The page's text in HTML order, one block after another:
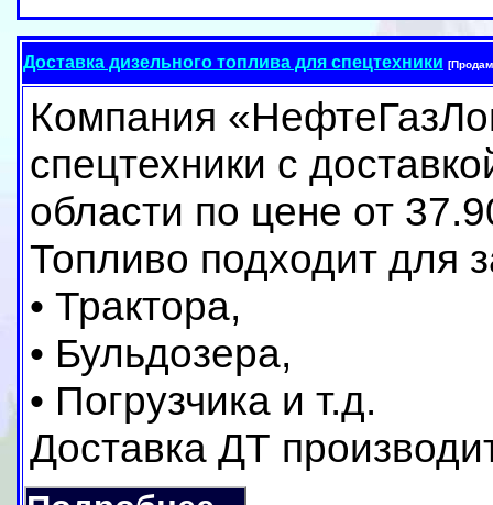
Доставка дизельного топлива для спецтехники
Компания
спецтехники с
области по цене от
Топливо подходит для
• Трактора,
• Бульдозера,
• Погрузчика и т.д.
Доставка ДТ